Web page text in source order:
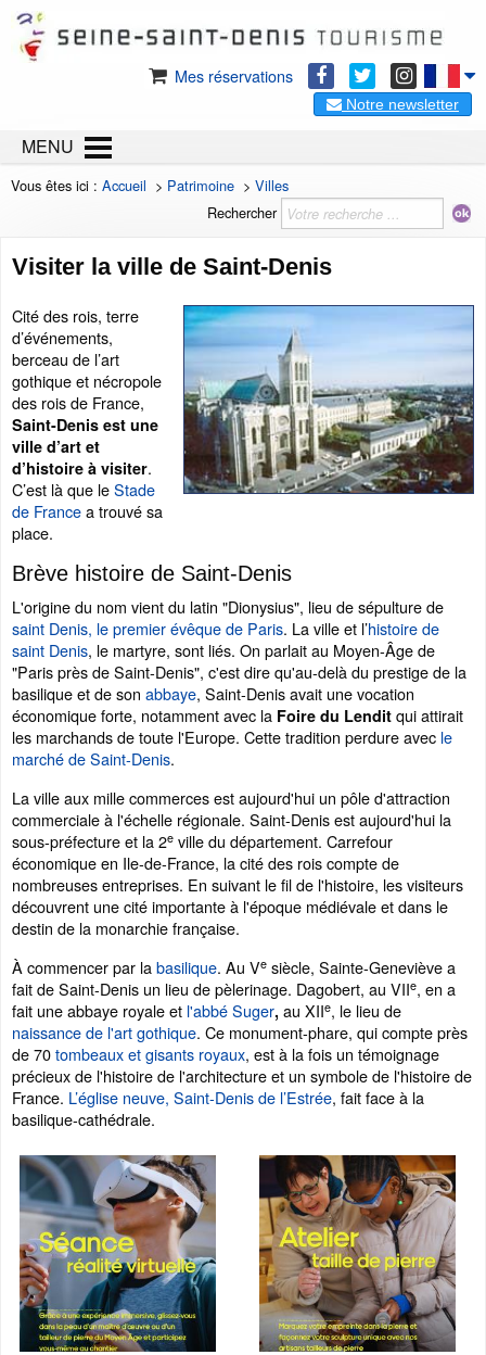
Mes réservations
Notre newsletter
MENU
Vous êtes ici : Accueil > Patrimoine > Villes
Rechercher
Visiter la ville de Saint-Denis
Cité des rois, terre
d’événements,
berceau de l’art
gothique et nécropole
des rois de France,
Saint-Denis est une
ville d’art et
d’histoire à visiter.
C’est là que leStade
de Francea trouvé sa
place.
Brève histoire de Saint-Denis
L'origine du nom vient du latin "Dionysius", lieu de sépulture de
saint Denis, le premier évêque de Paris. La ville et l’histoire de
saint Denis, le martyre, sont liés. On parlait au Moyen-Âge de
"Paris près de Saint-Denis", c'est dire qu'au-delà du prestige de la
basilique et de son abbaye, Saint-Denis avait une vocation
économique forte, notamment avec la Foire du Lendit qui attirait
les marchands de toute l'Europe. Cette tradition perdure avec le
marché de Saint-Denis.
La ville aux mille commerces est aujourd'hui un pôle d'attraction
commerciale à l'échelle régionale. Saint-Denis est aujourd'hui la
sous-préfecture et la 2e ville du département. Carrefour
économique en Ile-de-France, la cité des rois compte de
nombreuses entreprises. En suivant le fil de l'histoire, les visiteurs
découvrent une cité importante à l'époque médiévale et dans le
destin de la monarchie française.
À commencer par labasilique. Au Ve siècle, Sainte-Geneviève a
fait de Saint-Denis un lieu de pèlerinage. Dagobert, au VIIe, en a
fait une abbaye royale et l'abbé Suger, au XIIe, le lieu de
naissance de l'art gothique. Ce monument-phare, qui compte près
de 70tombeaux et gisants royaux, est à la fois un témoignage
précieux de l'histoire de l'architecture et un symbole de l'histoire de
France. L’église neuve, Saint-Denis de l’Estrée, fait face à la
basilique-cathédrale.